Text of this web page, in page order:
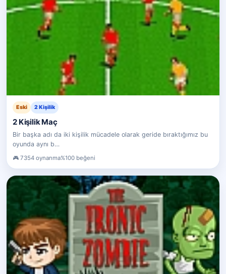
Eski 2 Kişilik
2 Kişilik Maç
Bir başka adı da iki kişilik mücadele olarak geride bıraktığımız bu
oyunda aynı b…
7354 oynanma%100 beğeni